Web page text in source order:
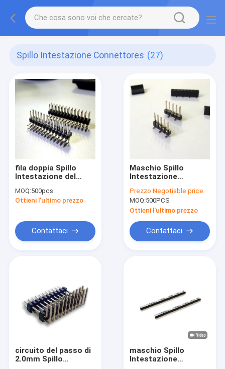
Spillo Intestazione Connettores (27)
fila doppia Spillo
Intestazione del
MOQ:500pcs
Ottieni l'ultimo prezzo
Contattaci
Maschio Spillo
Intestazione
Prezzo:Negotiable price
MOQ:500PCS
Ottieni l'ultimo prezzo
Contattaci
circuito del passo di
2.0mm Spillo
maschio Spillo
Intestazione